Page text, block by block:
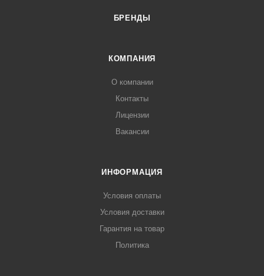
БРЕНДЫ
КОМПАНИЯ
О компании
Контакты
Лицензии
Вакансии
ИНФОРМАЦИЯ
Условия оплаты
Условия доставки
Гарантия на товар
Политика